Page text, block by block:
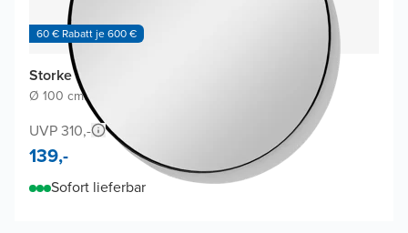
60 € Rabatt je 600 €
Storke Nero Badspiegel
Ø 100 cm|Schwarz
UVP 310,-
139,-
Sofort lieferbar